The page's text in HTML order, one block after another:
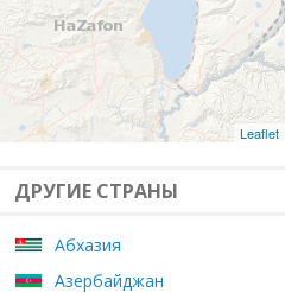
Leaflet
ДРУГИЕ СТРАНЫ
Абхазия
Азербайджан